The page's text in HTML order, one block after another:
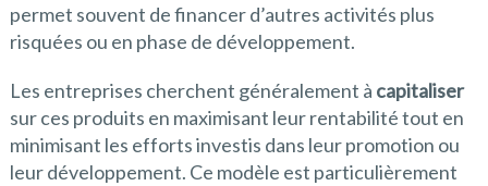
permet souvent de financer d’autres activités plus
risquées ou en phase de développement.
Les entreprises cherchent généralement à capitaliser
sur ces produits en maximisant leur rentabilité tout en
minimisant les efforts investis dans leur promotion ou
leur développement. Ce modèle est particulièrement